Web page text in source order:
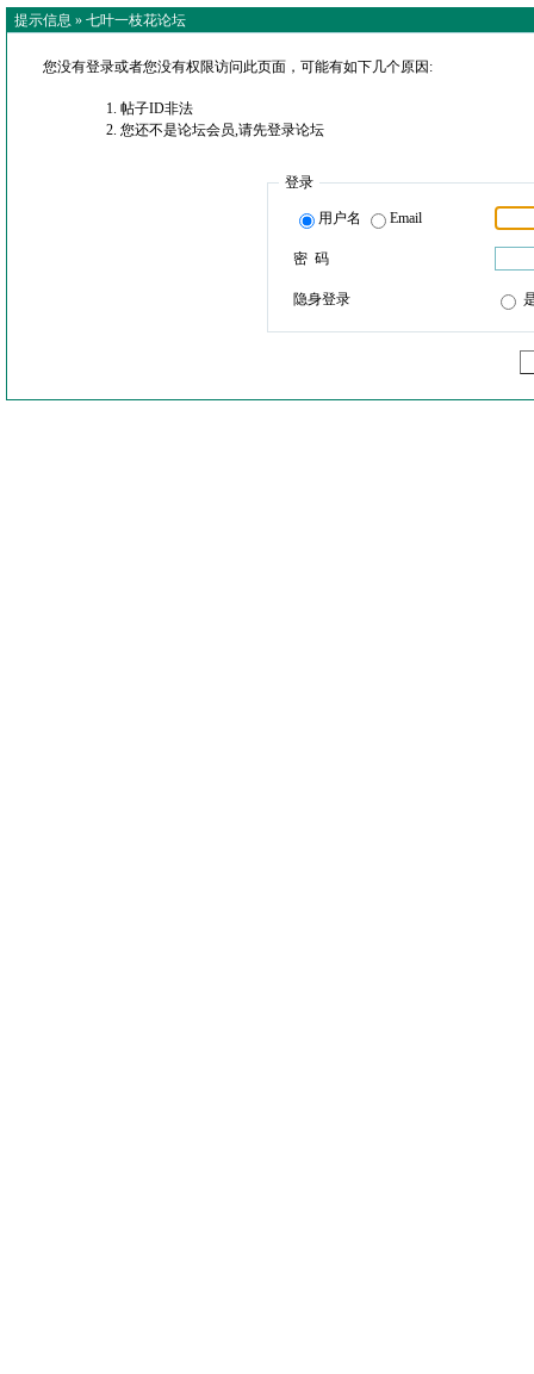
提示信息 » 七叶一枝花论坛
您没有登录或者您没有权限访问此页面，可能有如下几个原因:
帖子ID非法
您还不是论坛会员,请先登录论坛
登录
用户名 Email
密 码
隐身登录